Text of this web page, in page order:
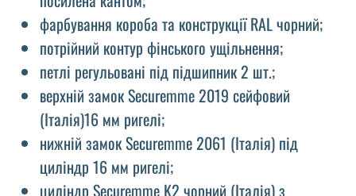
фарбування короба та конструкції RAL чорний;
потрійний контур фінського ущільнення;
петлі регульовані під підшипник 2 шт.;
верхній замок Securemme 2019 сейфовий
(Італія)16 мм ригелі;
нижній замок Securemme 2061 (Італія) під
циліндр 16 мм ригелі;
циліндр Securemme K2 чорний (Італія) з